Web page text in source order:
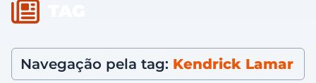
Navegação pela tag: Kendrick Lamar